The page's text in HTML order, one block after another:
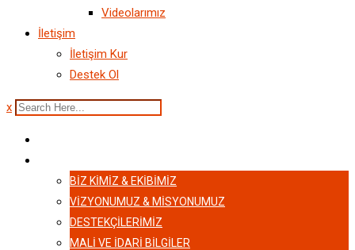
Videolarımız
İletişim
İletişim Kur
Destek Ol
x
BIZ KIMIZ & EKIBIMIZ
VİZYONUMUZ & MİSYONUMUZ
DESTEKÇILERIMIZ
MALI VE İDARI BILGILER